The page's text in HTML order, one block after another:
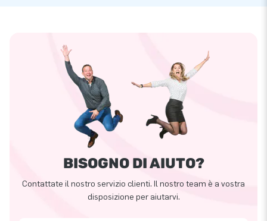
BISOGNO DI AIUTO?
Contattate il nostro servizio clienti. Il nostro team è a vostra
disposizione per aiutarvi.